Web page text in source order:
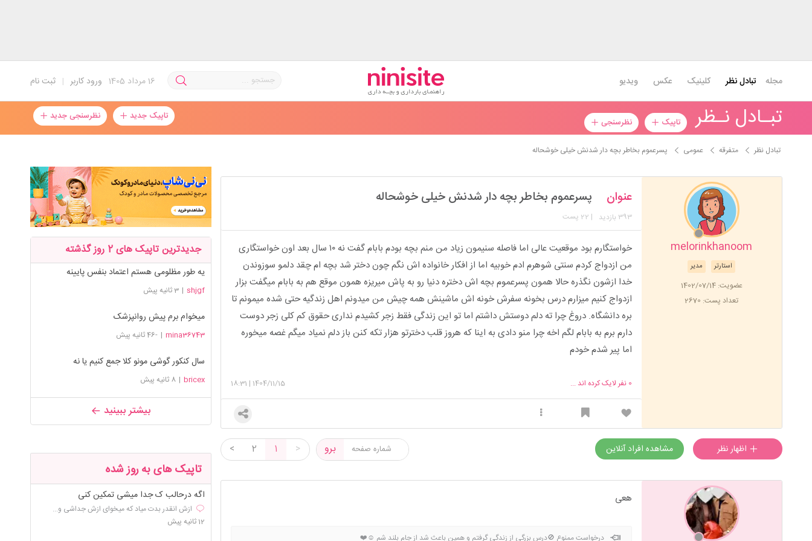
ثبت نام | ورود کاربر 16مرداد 1405 مجله تبادل نظر کلینیک عکس ویدیو
تبـادل نـظر تاپیک نظرسنجی تاپیک جدید نظرسنجی جدید
تبادل نظر متفرقه عمومی پسرعموم بخاطر بچه دار شدنش خیلی خوشحاله
melorinkhanoom
مدیر استارتر
عضویت: 1402/07/14
تعداد پست: 2670
عنوان پسرعموم بخاطر بچه دار شدنش خیلی خوشحاله
393 بازدید | 22 پست
خواستگارم بود موقعیت عالی اما فاصله سنیمون زیاد من منم بچه بودم بابام گفت نه ۱۰ سال بعد اون خواستگاری
من ازدواج کردم سنتی شوهرم ادم خوبیه اما از افکار خانواده اش نگم چون دختر شد بچه ام چقد دلمو سوزوندن
خدا ازشون نگذره حالا همون پسرعموم بچه اش دختره دنیا رو به پاش میریزه همون موقع هم به بابام میگفت بزار
ازدواج کنیم میزارم درس بخونه سفرش خونه اش ماشینش همه چیش من میدونم اهل زندگیه حتی شده میمونم تا
بره دانشگاه. دروغ چرا ته دلم دوستش داشتم اما تو این زندگی فقط زجر کشیدم نداری حقوق کم کلی زجر دوست
دارم برم به بابام لگم اخه چرا منو دادی به اینا که هروز قلب دخترتو هزار تکه کنن باز دلم نمیاد میگم غصه میخوره
اما پیر شدم خودم
1404/11/15
|
18:31 0 نفر لایک کرده اند ...
>
1
2
< برو مشاهده افراد آنلاین
هعی
درخواست ممنوع 🚫درس بزرگی از زندگی گرفتم و همین باعث شد از جام بلند شم ☺️❤️
جدیدترین تاپیک های 2 روز گذشته
یه طور مظلومی هستم اعتماد بنفس پایینه
shjgf
| 3 ثانیه پیش
میخوام برم پیش روانپزشک
mina36743
| -46 ثانیه پیش
سال کنکور گوشی مونو کلا جمع کنیم یا نه
bricex
| 8 ثانیه پیش
بیشتر ببینید
تاپیک های به روز شده
اگه درحالب ک جدا میشی تمکین کنی
ازش انقدر بدت میاد که میخوای ازش جداشی و...
12 ثانیه پیش